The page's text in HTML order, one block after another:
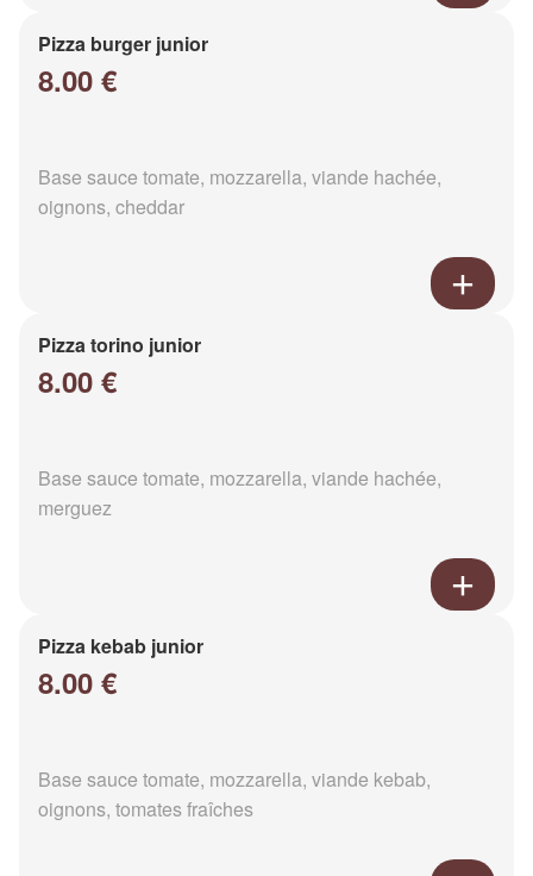
Pizza burger junior
8.00 €
Base sauce tomate, mozzarella, viande hachée,
oignons, cheddar
Pizza torino junior
8.00 €
Base sauce tomate, mozzarella, viande hachée,
merguez
Pizza kebab junior
8.00 €
Base sauce tomate, mozzarella, viande kebab,
oignons, tomates fraîches